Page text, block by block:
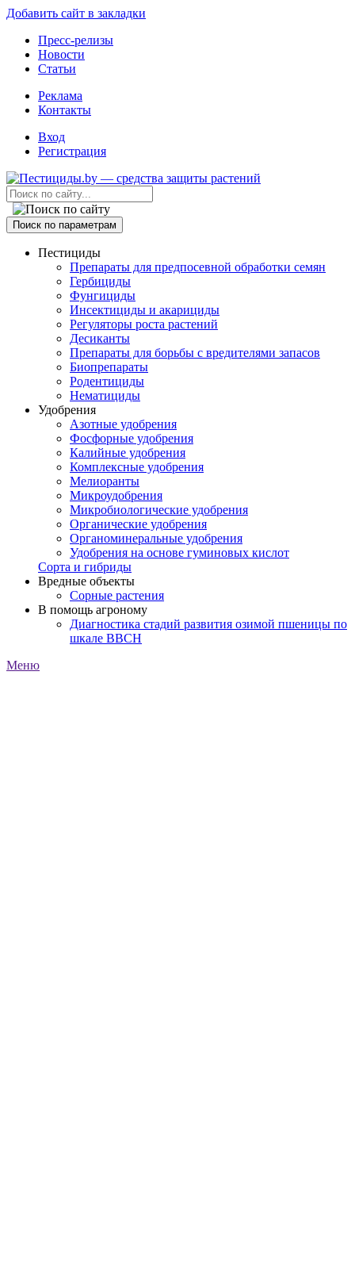
Добавить сайт в закладки
Пресс-релизы
Новости
Статьи
Реклама
Контакты
Вход
Регистрация
Поиск по параметрам
Пестициды
Препараты для предпосевной обработки семян
Гербициды
Фунгициды
Инсектициды и акарициды
Регуляторы роста растений
Десиканты
Препараты для борьбы с вредителями запасов
Биопрепараты
Родентициды
Нематициды
Удобрения
Азотные удобрения
Фосфорные удобрения
Калийные удобрения
Комплексные удобрения
Мелиоранты
Микроудобрения
Микробиологические удобрения
Органические удобрения
Органоминеральные удобрения
Удобрения на основе гуминовых кислот
Сорта и гибриды
Вредные объекты
Сорные растения
В помощь агроному
Диагностика стадий развития озимой пшеницы по
шкале ВВСН
Меню